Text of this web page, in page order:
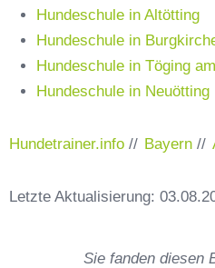
Hundeschule in Altötting
Hundeschule in
Hundeschule in Töging
Hundeschule in Neuötting
Hundetrainer.info // Bayern //
Letzte Aktualisierung:
Sie fanden diesen